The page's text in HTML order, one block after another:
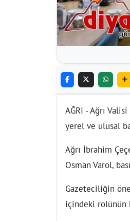
AĞRI - Ağrı
yerel ve ulusal
Ağrı İbrahim
Osman Varol,
Gazeteciliğin
içindeki rolünün